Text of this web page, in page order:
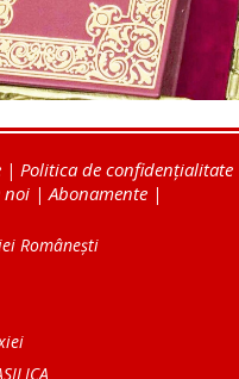
| Politica de confidențialitate
noi | Abonamente |
Românești